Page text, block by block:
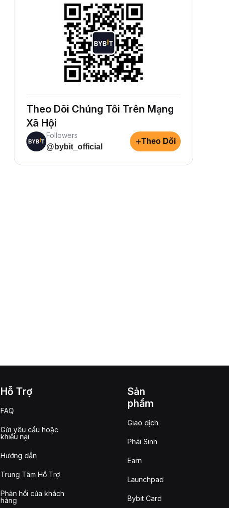
Theo Dõi Chúng Tôi Trên Mạng
Xã Hội
Followers
@bybit_official
+Theo Dõi
Hỗ Trợ
FAQ
Gửi yêu cầu hoặc
khiếu nại
Hướng dẫn
Trung Tâm Hỗ Trợ
Phản hồi của khách
hàng
Sản
phẩm
Giao dịch
Phái Sinh
Earn
Launchpad
Bybit Card